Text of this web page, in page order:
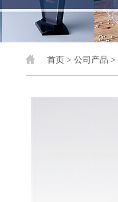
首页 > 公司产品 >